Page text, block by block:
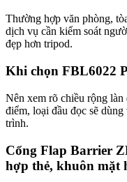
Thường hợp văn phòng,
dịch vụ cần kiểm soát
đẹp hơn tripod.
Khi chọn FBL6022
Nên xem rõ chiều rộng
điểm, loại đầu đọc sẽ
trình.
Cổng Flap Barrier
hợp thẻ, khuôn mặt